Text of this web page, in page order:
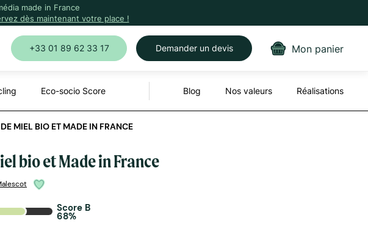
made in France
dès maintenant votre place !
+33 01 89 62 33 17 Demander un devis Mon panier
Eco-socio Score Blog Nos valeurs Réalisations
MIEL BIO ET MADE IN FRANCE
bio et Made in France
Score B
68%